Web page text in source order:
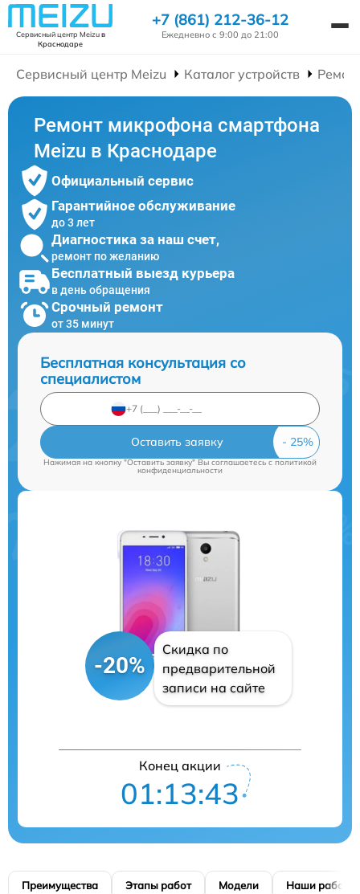
Сервисный центр Meizuв
Краснодаре
+7 (861) 212-36-12
Ежедневно с 9:00 до 21:00
Сервисный центр Meizu Каталог устройств
Ремонт микрофона смартфона
Meizu в Краснодаре
Официальный сервис
Гарантийное обслуживание
до 3 лет
Диагностика за наш счет,
ремонт по желанию
Бесплатный выезд курьера
в день обращения
Срочный ремонт
от 35 минут
Бесплатная консультация со
специалистом
Оставить заявку
Нажимая на кнопку "Оставить заявку" Вы соглашаетесь cполитикой
конфиденциальности
-20%
Скидка по
предварительной
записи на сайте
Конец акции
01:13:42
Преимущества Этапы работ Модели Наши работы